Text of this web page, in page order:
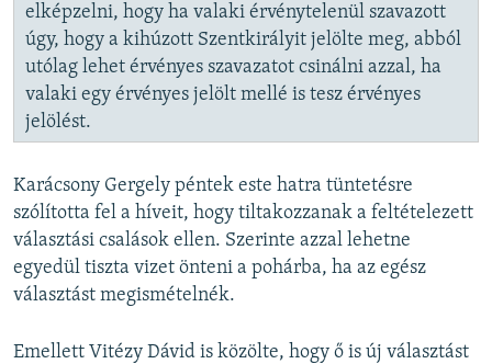
elképzelni, hogy ha valaki érvénytelenül szavazott
úgy, hogy a kihúzott Szentkirályit jelölte meg, abból
utólag lehet érvényes szavazatot csinálni azzal, ha
valaki egy érvényes jelölt mellé is tesz érvényes
jelölést.
Karácsony Gergely péntek este hatra tüntetésre
szólította fel a híveit, hogy tiltakozzanak a feltételezett
választási csalások ellen. Szerinte azzal lehetne
egyedül tiszta vizet önteni a pohárba, ha az egész
választást megismételnék.
Emellett Vitézy Dávid is közölte, hogy ő is új választást